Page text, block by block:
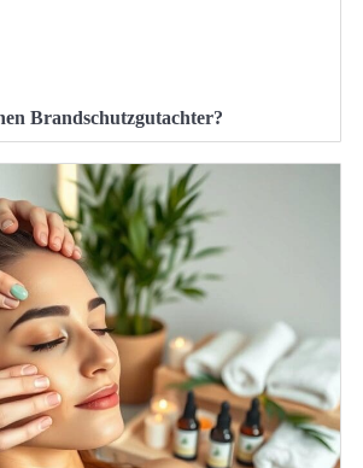
Brandschutzgutachter?